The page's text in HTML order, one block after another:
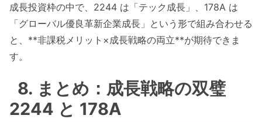
成長投資枠の中で、2244 は「テック成長」、178A は
「グローバル優良革新企業成長」という形で組み合わせる
と、**非課税メリット×成長戦略の両立**が期待できま
す。
8. まとめ：成長戦略の双璧
2244 と 178A